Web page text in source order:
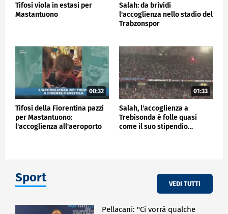
Tifosi viola in estasi per
Mastantuono
Salah: da brividi
l'accoglienza nello stadio del
Trabzonspor
00:32
Tifosi della Fiorentina pazzi
per Mastantuono:
l'accoglienza all'aeroporto
01:33
Salah, l'accoglienza a
Trebisonda è folle quasi
come il suo stipendio…
Sport VEDI TUTTI
Pellacani: "Ci vorrà qualche